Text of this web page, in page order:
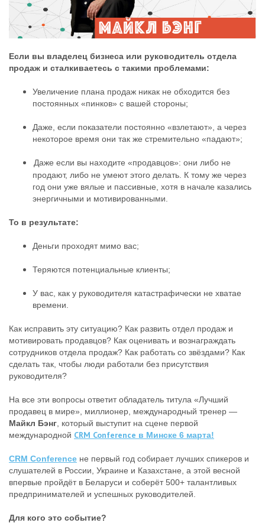
Если вы владелец бизнеса или руководитель отдела
продаж и сталкиваетесь с такими проблемами:
Увеличение плана продаж никак не обходится без
постоянных «пинков» с вашей стороны;
Даже, если показатели постоянно «взлетают», а через
некоторое время они так же стремительно «падают»;
Даже если вы находите «продавцов»: они либо не
продают, либо не умеют этого делать. К тому же через
год они уже вялые и пассивные, хотя в начале казались
энергичными и мотивированными.
То в результате:
Деньги проходят мимо вас;
Теряются потенциальные клиенты;
У вас, как у руководителя катастрафически не хватае
времени.
Как исправить эту ситуацию? Как развить отдел продаж и
мотивировать продавцов? Как оценивать и вознаграждать
сотрудников отдела продаж? Как работать со звёздами? Как
сделать так, чтобы люди работали без присутствия
руководителя?
На все эти вопросы ответит обладатель титула «Лучший
продавец в мире», миллионер, международный тренер —
Майкл Бэнг , который выступит на сцене первой
международной CRM Conference в Минске 6 марта!
CRM Conference не первый год собирает лучших спикеров и
слушателей в России, Украине и Казахстане, а этой весной
впервые пройдёт в Беларуси и соберёт 500+ талантливых
предпринимателей и успешных руководителей.
Для кого это событие?